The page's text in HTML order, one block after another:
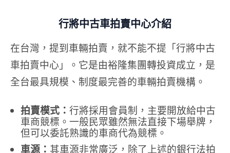
行將中古車拍賣中心介紹
在台灣，提到車輛拍賣，就不能不提「行將中古
車拍賣中心」。它是由裕隆集團轉投資成立，是
全台最具規模、制度最完善的車輛拍賣機構。
拍賣模式： 行將採用會員制，主要開放給中古
車商競標。一般民眾雖然無法直接下場舉牌，
但可以委託熟識的車商代為競標。
車源： 其車源非常廣泛，除了上述的銀行法拍